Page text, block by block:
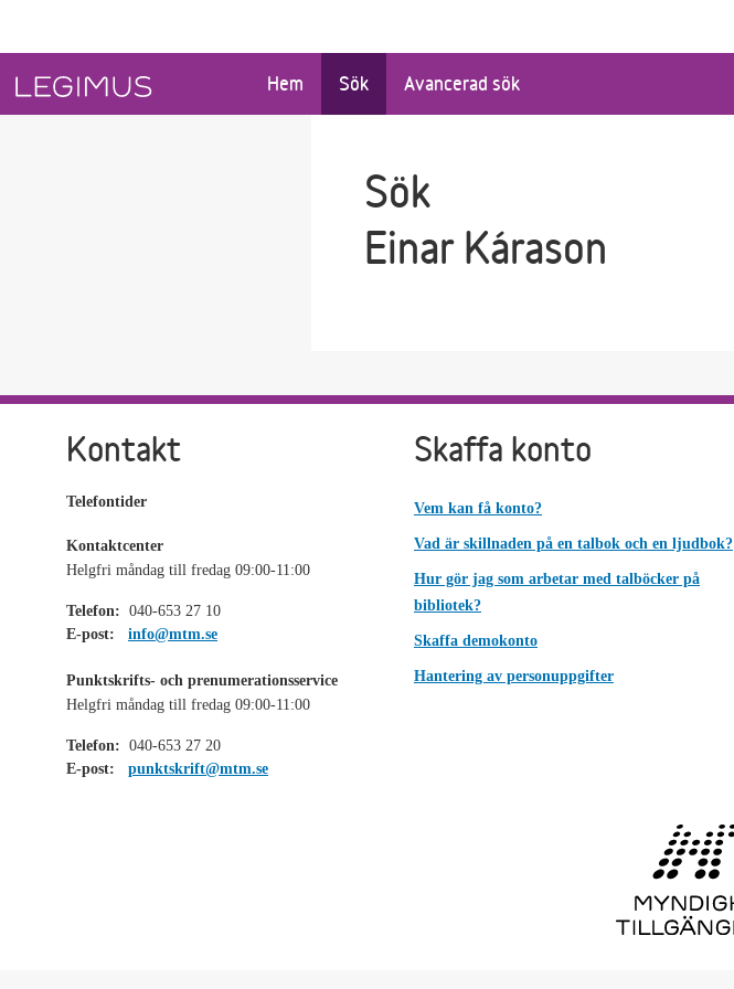
Hem Sök Avancerad sök
Sök
Einar Kárason
Kontakt
Telefontider
Kontaktcenter
Helgfri måndag till fredag 09:00-11:00
Telefon: 040-653 27 10
E-post:
info@mtm.se
Punktskrifts- och prenumerationsservice
Helgfri måndag till fredag 09:00-11:00
Telefon: 040-653 27 20
E-post:
punktskrift@mtm.se
Skaffa konto
Vem kan få konto?
Vad är skillnaden på en talbok och en ljudbok?
Hur gör jag som arbetar med talböcker på
bibliotek?
Skaffa demokonto
Hantering av personuppgifter